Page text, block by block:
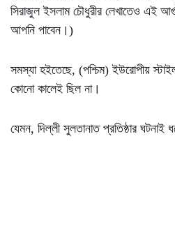
সিরাজুল ইসলাম চৌধুরীর লেখাতেও এই
আপনি পাবেন।)
সমস্যা হইতেছে, (পশ্চিম) ইউরোপীয়
কোনো কালেই ছিল না।
যেমন, দিল্লী সুলতানাত প্রতিষ্ঠার ঘটনাই